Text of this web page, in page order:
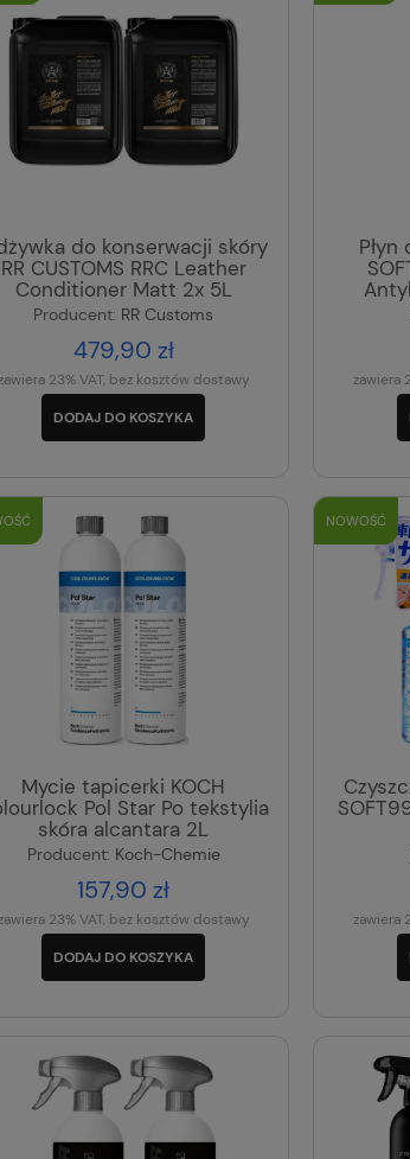
do konserwacji skóry
RR CUSTOMS RRC Leather
Conditioner Matt 2x 5L
Producent: RR Customs
479,90 zł
23% VAT, bez kosztów dostawy
DODAJ DO KOSZYKA
zawiera
Mycie tapicerki KOCH
Pol Star Po tekstylia
skóra alcantara 2L
Producent: Koch-Chemie
157,90 zł
23% VAT, bez kosztów dostawy
DODAJ DO KOSZYKA
zawiera
NOWOŚĆ